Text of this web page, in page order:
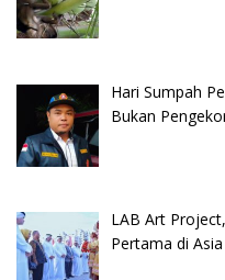
Hari Sumpah
Bukan
LAB Art
Pertama di